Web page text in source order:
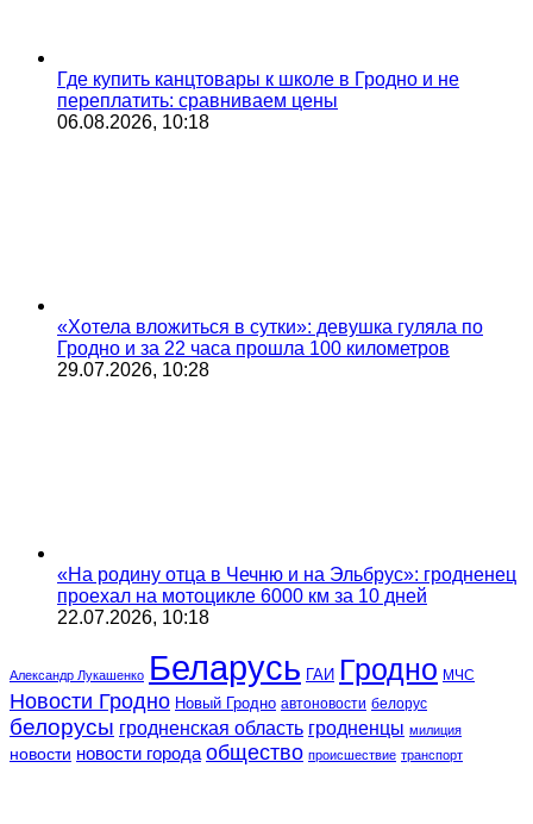
Где купить канцтовары к школе в Гродно и не
переплатить: сравниваем цены
06.08.2026, 10:18
«Хотела вложиться в сутки»: девушка гуляла по
Гродно и за 22 часа прошла 100 километров
29.07.2026, 10:28
«На родину отца в Чечню и на Эльбрус»: гродненец
проехал на мотоцикле 6000 км за 10 дней
22.07.2026, 10:18
Александр Лукашенко Беларусь ГАИ Гродно МЧС
Новости Гродно Новый Гродно автоновости белорус
белорусы гродненская область гродненцы милиция
новости новости города общество происшествие транспорт